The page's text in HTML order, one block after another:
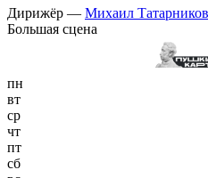
Дирижёр — Михаил Татарников
Большая сцена
пн
вт
ср
чт
пт
сб